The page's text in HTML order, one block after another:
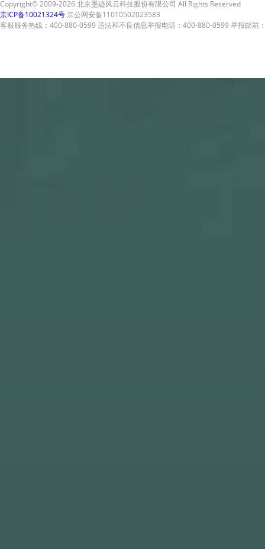
Copyright© 2009-2026 北京墨迹风云科技股份有限公司 All Rights Reserved
京ICP备10021324号京公网安备11010502023583
客服服务热线：400-880-0599 违法和不良信息举报电话：400-880-0599 举报邮箱